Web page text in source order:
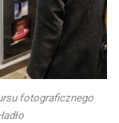
fotograficznego